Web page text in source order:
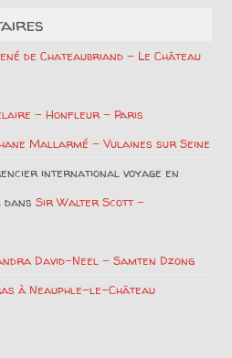
de Chateaubriand – Le Château
– Honfleur – Paris
Mallarmé – Vulaines sur Seine
international voyage en
dansSir Walter Scott –
David-Neel – Samten Dzong
à Neauphle-le-Château